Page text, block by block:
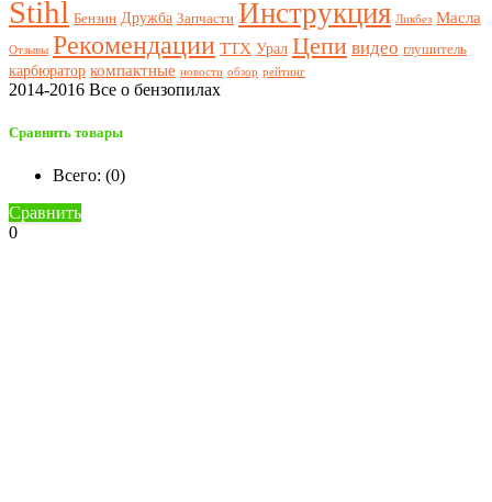
Stihl Бензин Дружба Запчасти Инструкция Ликбез Масла
Отзывы Рекомендации ТТХ Урал Цепи видео глушитель
карбюратор компактные новости обзор рейтинг
2014-2016 Все о бензопилах
Сравнить товары
Всего: (0)
Сравнить
0